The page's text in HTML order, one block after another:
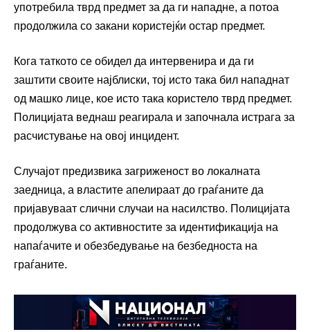
употребила тврд предмет за да ги нападне, а потоа
продолжила со закани користејќи остар предмет.
Кога таткото се обидел да интервенира и да ги
заштити своите најблиски, тој исто така бил нападнат
од машко лице, кое исто така користело тврд предмет.
Полицијата веднаш реагирала и започнала истрага за
расчистување на овој инцидент.
Случајот предизвика загриженост во локалната
заедница, а властите апелираат до граѓаните да
пријавуваат слични случаи на насилство. Полицијата
продолжува со активностите за идентификација на
напаѓачите и обезбедување на безбедноста на
граѓаните.